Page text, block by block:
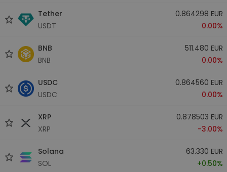
Tether
USDT
0.864298 EUR
0.00%
BNB
BNB
511.480 EUR
0.00%
USDC
USDC
0.864560 EUR
0.00%
XRP
XRP
0.878503 EUR
-3.00%
Solana
SOL
63.330 EUR
+0.50%